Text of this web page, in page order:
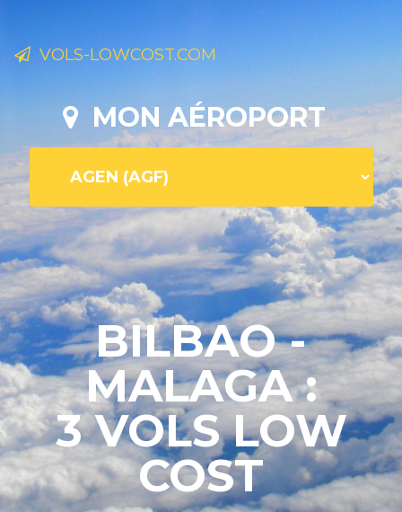
VOLS-LOWCOST.COM
MON AÉROPORT
BILBAO -
MALAGA :
3 VOLS LOW
COST